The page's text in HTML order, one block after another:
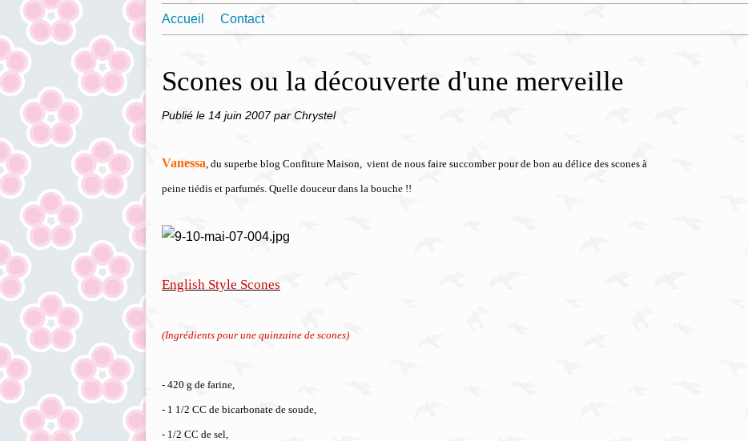
Accueil Contact
Scones ou la découverte d'une merveille
Publié le 14 juin 2007par Chrystel
Vanessa, du superbe blog Confiture Maison, vient de nous faire succomber pour de bon au délice des scones à
peine tiédis et parfumés. Quelle douceur dans la bouche !!
English Style Scones
(Ingrédients pour une quinzaine de scones)
- 420 g de farine,
- 1 1/2 CC de bicarbonate de soude,
- 1/2 CC de sel,